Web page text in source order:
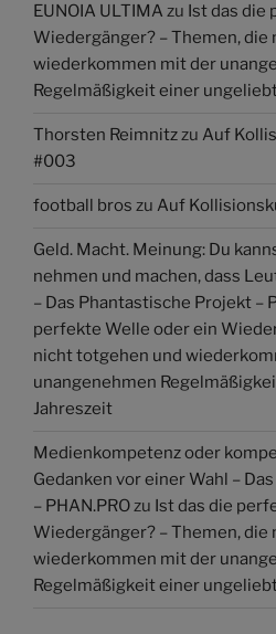
EUNOIA ULTIMA zu Ist das die
Wiedergänger? – Themen,
wiederkommen mit der
Regelmäßigkeit einer
Thorsten Reimnitzzu Auf
#003
football bros zu Auf
Geld. Macht. Meinung: Du
nehmen und machen, dass
– Das Phantastische Projekt –
perfekte Welle oder ein
nicht totgehen und
unangenehmen
Jahreszeit
Medienkompetenz oder
Gedanken vor einer Wahl –
– PHAN.PROzu Ist das die
Wiedergänger? – Themen,
wiederkommen mit der
Regelmäßigkeit einer